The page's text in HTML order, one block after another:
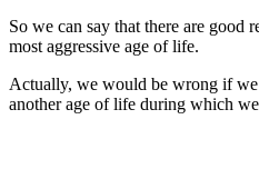
So we can say that there are good
most aggressive age of life.
Actually, we would be wrong if
another age of life during which